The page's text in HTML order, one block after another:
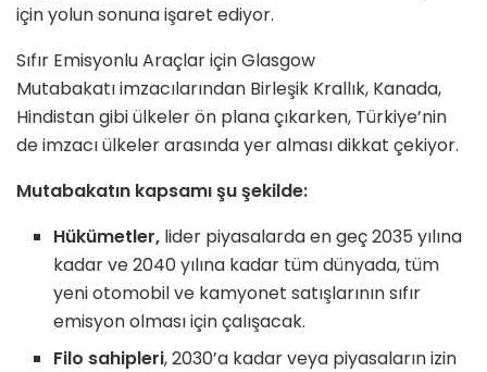
için yolun sonuna işaret ediyor.
Sıfır Emisyonlu Araçlar için Glasgow
Mutabakatı imzacılarından Birleşik Krallık, Kanada,
Hindistan gibi ülkeler ön plana çıkarken, Türkiye’nin
de imzacı ülkeler arasında yer alması dikkat çekiyor.
Mutabakatın kapsamı şu şekilde:
Hükümetler, lider piyasalarda en geç 2035 yılına
kadar ve 2040 yılına kadar tüm dünyada, tüm
yeni otomobil ve kamyonet satışlarının sıfır
emisyon olması için çalışacak.
Filo sahipleri, 2030’a kadar veya piyasaların izin